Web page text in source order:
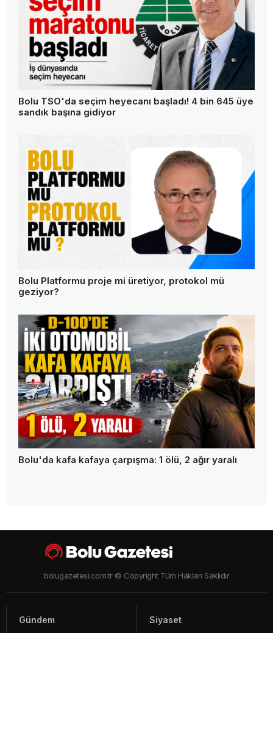
Bolu TSO'da seçim heyecanı başladı! 4 bin 645 üye
sandık başına gidiyor
Bolu Platformu proje mi üretiyor, protokol mü
geziyor?
Bolu'da kafa kafaya çarpışma: 1 ölü, 2 ağır yaralı
bolugazetesi.com.tr © Copyright Tüm Hakları Saklıdır
Gündem Siyaset